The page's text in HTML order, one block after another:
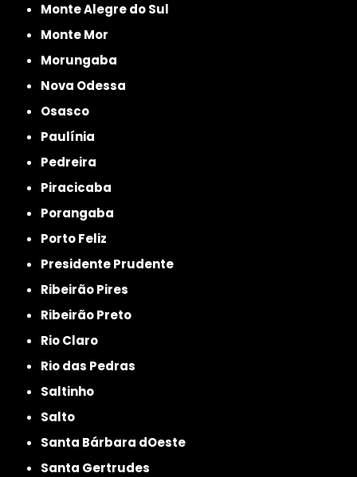
Monte Alegre do Sul
Monte Mor
Morungaba
Nova Odessa
Osasco
Paulínia
Pedreira
Piracicaba
Porangaba
Porto Feliz
Presidente Prudente
Ribeirão Pires
Ribeirão Preto
Rio Claro
Rio das Pedras
Saltinho
Salto
Santa Bárbara dOeste
Santa Gertrudes